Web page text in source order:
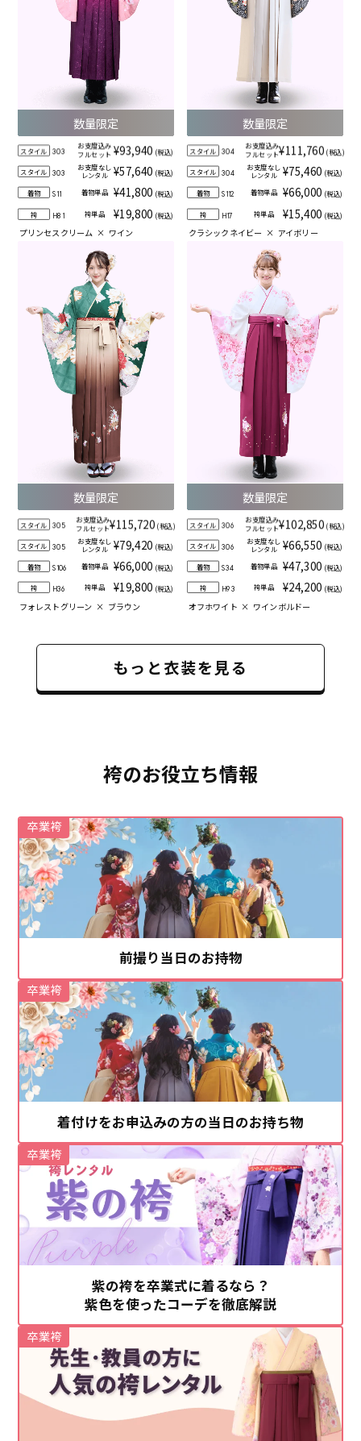
数量限定
スタイル 303
お支度込み
フルセット ¥93,940 (税込)
スタイル 303
お支度なし
レンタル
¥57,640 (税込)
着物 S11 着物単品 ¥41,800 (税込)
袴 H81 袴単品 ¥19,800 (税込)
プリンセスクリーム × ワイン
数量限定
スタイル 304
お支度込み
フルセット¥111,760 (税込)
スタイル 304
お支度なし
レンタル ¥75,460 (税込)
着物 S112 着物単品 ¥66,000 (税込)
袴 H17 袴単品 ¥15,400 (税込)
クラシックネイビー × アイボリー
数量限定
スタイル 305
お支度込み
フルセット¥115,720 (税込)
スタイル 305
お支度なし
レンタル
¥79,420 (税込)
着物 S106 着物単品 ¥66,000 (税込)
袴 H36 袴単品 ¥19,800 (税込)
フォレストグリーン × ブラウン
数量限定
スタイル 306
お支度込み
フルセット¥102,850 (税込)
スタイル 306
お支度なし
レンタル ¥66,550 (税込)
着物 S34 着物単品 ¥47,300 (税込)
袴 H93 袴単品 ¥24,200 (税込)
オフホワイト × ワインボルドー
もっと衣装を見る
袴のお役立ち情報
前撮り当日のお持物
卒業袴
着付けをお申込みの方の当日のお持ち物
卒業袴
紫の袴を卒業式に着るなら？
紫色を使ったコーデを徹底解説
卒業袴
卒業袴